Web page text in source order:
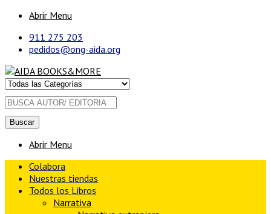
Abrir Menu
911 275 203
pedidos@ong-aida.org
Buscar
Abrir Menu
Colabora
Nuestras tiendas
Todos los Libros
Narrativa